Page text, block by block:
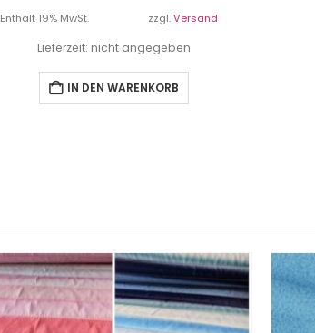
Enthält 19% MwSt. zzgl.Versand
Lieferzeit: nicht angegeben
IN DEN WARENKORB